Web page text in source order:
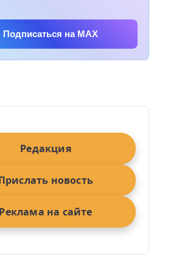
Подписаться на MAX
Редакция
новость
Реклама на сайте